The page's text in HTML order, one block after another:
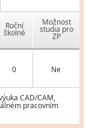
Roční
školné
Možnost
studia pro
ZP
0 Ne
CAD/CAM,
pracovním